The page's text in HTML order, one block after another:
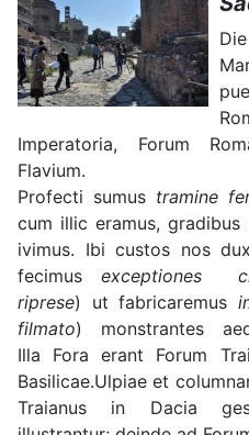
Imperatoria, Forum
Flavium.
Profecti sumus tramine
cum illic eramus,
ivimus. Ibi custos nos
fecimus exceptiones
riprese) ut fabricaremus
filmato)
monstrantes
Illa Fora erant Forum
Basilicae.Ulpiae et
Traianus in Dacia